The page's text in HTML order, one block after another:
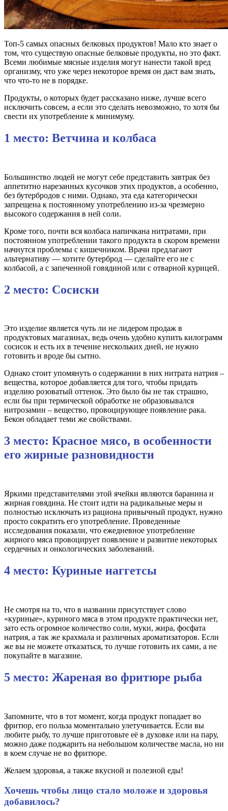
Топ-5 самых опасных белковых продуктов! Мало кто знает о
том, что существую опасные белковые продукты, но это факт.
Всеми любимые мясные изделия могут нанести такой вред
организму, что уже через некоторое время он даст вам знать,
что что-то не в порядке.
Продукты, о которых будет рассказано ниже, лучше всего
исключить совсем, а если это сделать невозможно, то хотя бы
свести их употребление к минимуму.
1 место: Ветчина и колбаса
Большинство людей не могут себе представить завтрак без
аппетитно нарезанных кусочков этих продуктов, а особенно,
без бутербродов с ними. Однако, эта еда категорически
запрещена к постоянному употреблению из-за чрезмерно
высокого содержания в ней соли.
Кроме того, почти вся колбаса напичкана нитратами, при
постоянном употреблении такого продукта в скором времени
начнутся проблемы с кишечником. Врачи предлагают
альтернативу — хотите бутерброд — сделайте его не с
колбасой, а с запеченной говядиной или с отварной курицей.
2 место: Сосиски
Это изделие является чуть ли не лидером продаж в
продуктовых магазинах, ведь очень удобно купить килограмм
сосисок и есть их в течение нескольких дней, не нужно
готовить и вроде бы сытно.
Однако стоит упомянуть о содержании в них нитрата натрия –
вещества, которое добавляется для того, чтобы придать
изделию розоватый оттенок. Это было бы не так страшно,
если бы при термической обработке не образовывался
нитрозамин – вещество, провоцирующее появление рака.
Бекон обладает теми же свойствами.
3 место: Красное мясо, в особенности
его жирные разновидности
Яркими представителями этой ячейки являются баранина и
жирная говядина. Не стоит идти на радикальные меры и
полностью исключать из рациона привычный продукт, нужно
просто сократить его употребление. Проведенные
исследования показали, что ежедневное употребление
жирного мяса провоцирует появление и развитие некоторых
сердечных и онкологических заболеваний.
4 место: Куриные наггетсы
Не смотря на то, что в названии присутствует слово
«куриные», куриного мяса в этом продукте практически нет,
зато есть огромное количество соли, муки, жира, фосфата
натрия, а так же крахмала и различных ароматизаторов. Если
же вы не можете отказаться, то лучше готовить их сами, а не
покупайте в магазине.
5 место: Жареная во фритюре рыба
Запомните, что в тот момент, когда продукт попадает во
фритюр, его польза моментально улетучивается. Если вы
любите рыбу, то лучше приготовьте её в духовке или на пару,
можно даже поджарить на небольшом количестве масла, но ни
в коем случае не во фритюре.
Желаем здоровья, а также вкусной и полезной еды!
Хочешь чтобы лицо стало моложе и здоровья
добавилось?